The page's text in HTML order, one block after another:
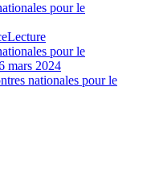
pour le
pour le
mars 2024
nationales pour le